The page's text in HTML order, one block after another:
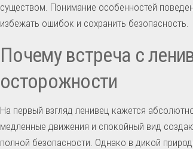
существом. Понимание особенностей
избежать ошибок и сохранить безопасность.
Почему встреча с
осторожности
На первый взгляд ленивец кажется
медленные движения и спокойный вид
полной безопасности. Однако в дикой